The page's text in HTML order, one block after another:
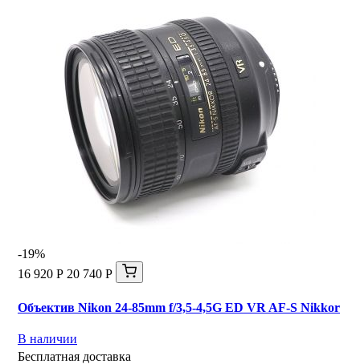
-19%
16 920 Р 20 740 Р
Объектив Nikon 24-85mm f/3,5-4,5G ED VR AF-S Nikkor
В наличии
Бесплатная доставка